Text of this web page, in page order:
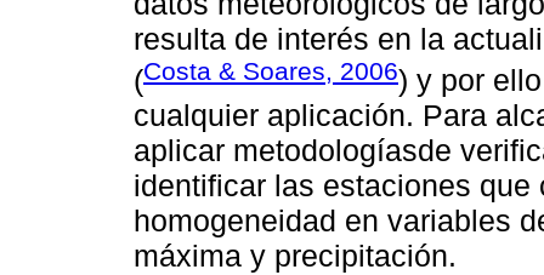
resulta de interés en la
(Costa & Soares, 2006) y por
cualquier aplicación. Para
aplicar metodologíasde
identificar las estaciones
homogeneidad en variables
máxima y precipitación.